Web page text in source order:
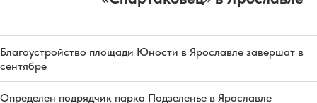
Благоустройство площади Юности в Ярославле завершат в
сентябре
Определен подрядчик парка Подзеленье в Ярославле